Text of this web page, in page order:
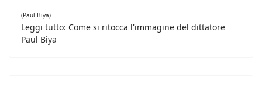
(Paul Biya)
Leggi tutto: Come si ritocca l'immagine del dittatore
Paul Biya